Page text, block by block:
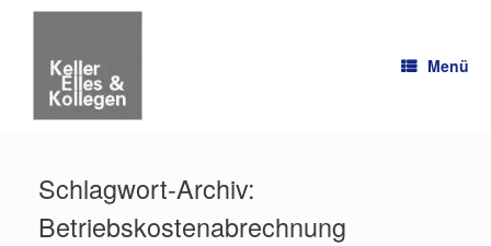
Menü
Schlagwort-Archiv:
Betriebskostenabrechnung